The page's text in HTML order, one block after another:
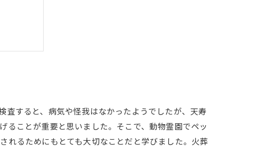
査すると、病気や怪我はなかったようでしたが、天寿
ることが重要と思いました。そこで、動物霊園でペッ
れるためにもとても大切なことだと学びました。火葬